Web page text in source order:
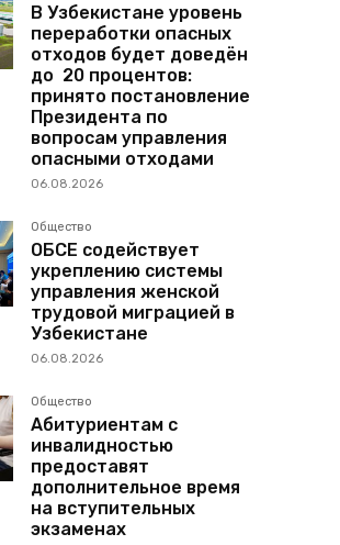
В Узбекистане уровень
переработки опасных
отходов будет доведён
до 20 процентов:
принято постановление
Президента по
вопросам управления
опасными отходами
06.08.2026
Общество
ОБСЕ содействует
укреплению системы
управления женской
трудовой миграцией в
Узбекистане
06.08.2026
Общество
Абитуриентам с
инвалидностью
предоставят
дополнительное время
на вступительных
экзаменах